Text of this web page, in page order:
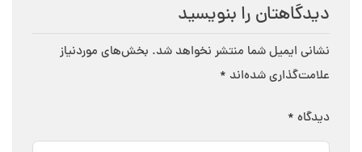
دیدگاهتان را بنویسید
نشانی ایمیل شما منتشر نخواهد شد. بخش‌های موردنیاز
علامت‌گذاری شده‌اند *
دیدگاه *